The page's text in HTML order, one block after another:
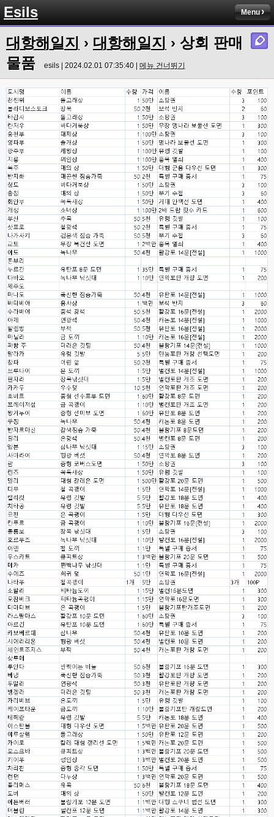
Esils Menu
대항해일지 › 대항해일지 › 상회 판매
물품
esils | 2024.02.01 07:35:40 | 메뉴 건너뛰기
그건 아직 그대로 인데용 ㅎㅎ
00:00
이거나 수정해야겟어요 하핫 ;;
esils
고게임77 00:03
테스트하는동안 전 안나가고있겠습니다. ㅋㅋ
esils 00:03
아녀요 하실꺼 하셔도 되요 ㅋ
esils 00:04
라이믹스로 갈아타야되나 말아야하나 심히 고민중입니다 ㅋ
esils 00:04
워드프레스는 영 손에 안맞고 ..
고게임77 00:05
이거 아직 xe1인가용
esils 00:06
네
esils 00:06
이쪽 사이트는 웹호스팅 php5.5버전쪽 ,,
고게임77 00:06
라이믹스나 xe1이나 똑같은거같은데용 ㅎ-ㅎ;;; 중요한 데이트가있으면 옴기
기 골치 아프긴 한데 전 갈아업고 넘어가서
고게임77 00:06
아 ~~~
esils 00:06
다른쪽에는 php8.4호스팅.
esils 00:07
라이믹스가 가볍긴한데 기능이라던지 좀 빠진부분도많고 안되는부분도많고
해서
고게임77 00:07
맞아요...
고게임77 00:07
안되는거 진짜 많아요...
esils 00:08
비슷은한데 또 불편한부분도 많더라구요
고게임77 00:08
xe도 그래도 계속 비공식 패치 간혹 올라오긴 하던데요 아직까지
esils 00:08
8버전쪽은 아에 지원을 안하니깐 .. 용량도 용량이고 ;;
esils
xe3 같은경우엔 또 xe1하고 틀려서 적응안되서 갔다버린 하핫 ;;
고게임77 00:10
ㅋㅋㅋ 다 똑같은거같네여. 저도 xe3 가따가 하루만에 다시왔었는데
esils 00:11
그러다가 xe1 8버전으로 만들다가
esils 00:11
문뜩 라이믹스가있는데 내가왜 뻘짓중이지 하면서 집어치운 ..;
고게임77 00:12
예전에 xe다운 홈페이지에 php8 버전 공유 하신분은 아니시죠 ㅎㅎㅎ?